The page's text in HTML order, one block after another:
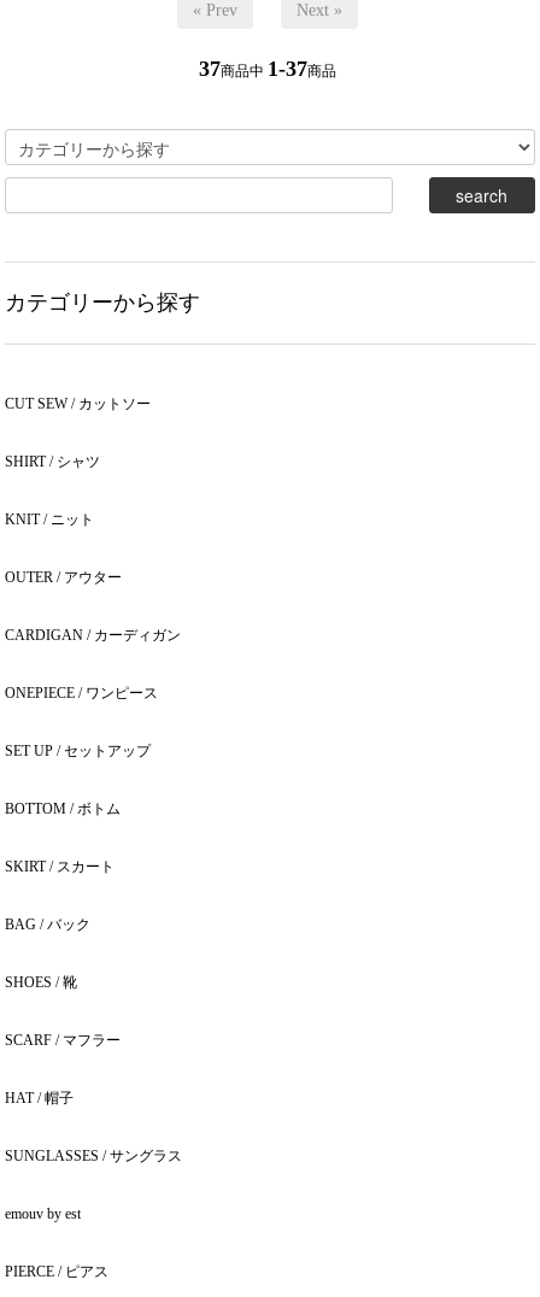
« Prev Next »
37商品中 1-37商品
カテゴリーから探す
CUT SEW / カットソー
SHIRT / シャツ
KNIT / ニット
OUTER / アウター
CARDIGAN / カーディガン
ONEPIECE / ワンピース
SET UP / セットアップ
BOTTOM / ボトム
SKIRT / スカート
BAG / バック
SHOES / 靴
SCARF / マフラー
HAT / 帽子
SUNGLASSES / サングラス
emouv by est
PIERCE / ピアス